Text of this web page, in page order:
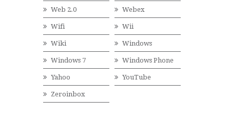
Web 2.0 Webex
Wifi Wii
Wiki Windows
Windows 7 Windows Phone
Yahoo YouTube
Zeroinbox